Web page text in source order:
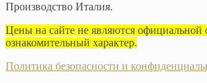
Производство Италия.
Цены на сайте не являются официальной
ознакомительный характер.
Политика безопасности и